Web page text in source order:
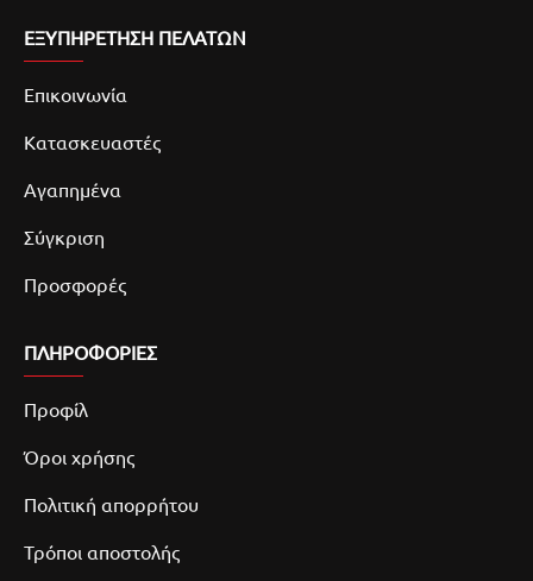
ΕΞΥΠΗΡΕΤΗΣΗ ΠΕΛΑΤΩΝ
Επικοινωνία
Κατασκευαστές
Αγαπημένα
Σύγκριση
Προσφορές
ΠΛΗΡΟΦΟΡΙΕΣ
Προφίλ
Όροι χρήσης
Πολιτική απορρήτου
Τρόποι αποστολής